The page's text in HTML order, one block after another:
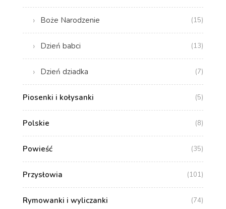
Boże Narodzenie (15)
Dzień babci (13)
Dzień dziadka (7)
Piosenki i kołysanki (5)
Polskie (8)
Powieść (35)
Przysłowia (101)
Rymowanki i wyliczanki (74)